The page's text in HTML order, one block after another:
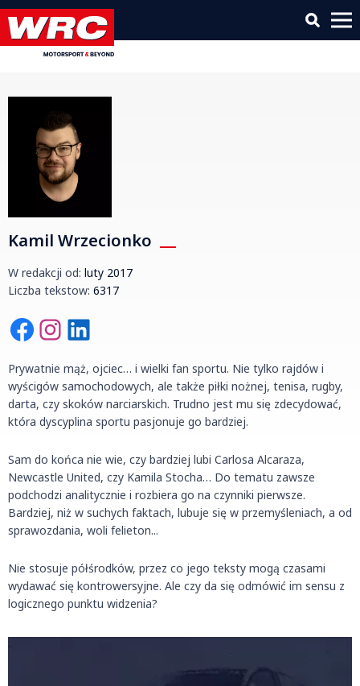
Kamil Wrzecionko
W redakcji od: luty 2017
Liczba tekstow: 6317
Prywatnie mąż, ojciec… i wielki fan sportu. Nie tylko rajdów i
wyścigów samochodowych, ale także piłki nożnej, tenisa, rugby,
darta, czy skoków narciarskich. Trudno jest mu się zdecydować,
która dyscyplina sportu pasjonuje go bardziej.
Sam do końca nie wie, czy bardziej lubi Carlosa Alcaraza,
Newcastle United, czy Kamila Stocha… Do tematu zawsze
podchodzi analitycznie i rozbiera go na czynniki pierwsze.
Bardziej, niż w suchych faktach, lubuje się w przemyśleniach, a od
sprawozdania, woli felieton...
Nie stosuje półśrodków, przez co jego teksty mogą czasami
wydawać się kontrowersyjne. Ale czy da się odmówić im sensu z
logicznego punktu widzenia?